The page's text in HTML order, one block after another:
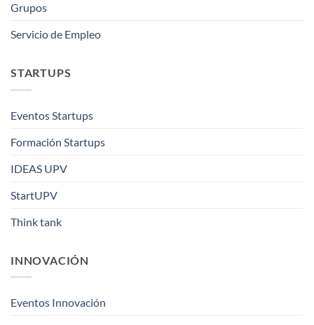
Grupos
Servicio de Empleo
STARTUPS
Eventos Startups
Formación Startups
IDEAS UPV
StartUPV
Think tank
INNOVACIÓN
Eventos Innovación